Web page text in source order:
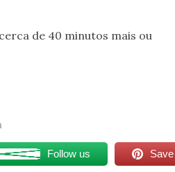
de 40 minutos mais ou
Follow us Save